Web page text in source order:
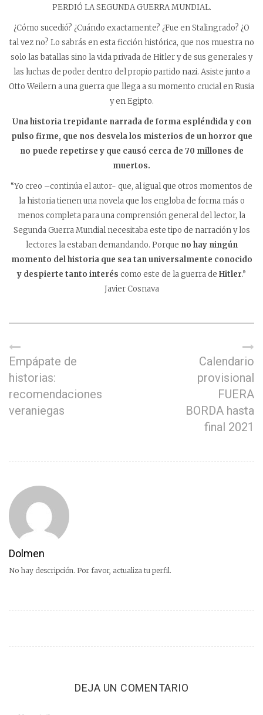
PERDIÓ LA SEGUNDA GUERRA MUNDIAL.
¿Cómo sucedió? ¿Cuándo exactamente? ¿Fue en Stalingrado? ¿O
tal vez no? Lo sabrás en esta ficción histórica, que nos muestra no
solo las batallas sino la vida privada de Hitler y de sus generales y
las luchas de poder dentro del propio partido nazi. Asiste junto a
Otto Weilern a una guerra que llega a su momento crucial en Rusia
y en Egipto.
Una historia trepidante narrada de forma espléndida y con
pulso firme, que nos desvela los misterios de un horror que
no puede repetirse y que causó cerca de 70 millones de
muertos.
“Yo creo –continúa el autor- que, al igual que otros momentos de
la historia tienen una novela que los engloba de forma más o
menos completa para una comprensión general del lector, la
Segunda Guerra Mundial necesitaba este tipo de narración y los
lectores la estaban demandando. Porque no hay ningún
momento del historia que sea tan universalmente conocido
y despierte tanto interés como este de la guerra de Hitler.”
Javier Cosnava
Empápate de
historias:
recomendaciones
veraniegas
Calendario
provisional
FUERA
BORDA hasta
final 2021
Dolmen
No hay descripción. Por favor, actualiza tu perfil.
DEJA UN COMENTARIO